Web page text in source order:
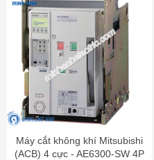
Máy cắt không khí Mitsubishi
(ACB) 4 cực - AE6300-SW 4P